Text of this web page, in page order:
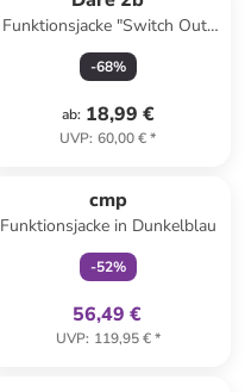
Funktionsjacke "Switch Out"
in Limette
-68%
ab: 18,99 €
UVP: 60,00 €*
cmp
Funktionsjacke in Dunkelblau
-52%
56,49 €
UVP: 119,95 €*